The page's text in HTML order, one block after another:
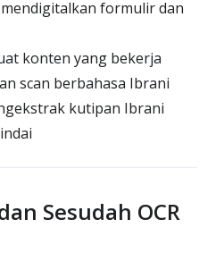
formulir dan
konten yang bekerja
scan berbahasa Ibrani
kutipan Ibrani
Sesudah OCR